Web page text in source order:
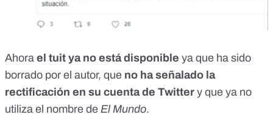
Ahora el tuit ya no está disponible ya que ha sido
borrado por el autor, que no ha señalado la
rectificación en su cuenta de Twitter y que ya no
utiliza el nombre de El Mundo.